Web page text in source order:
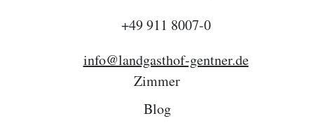
+49 911 8007-0
info@landgasthof-gentner.de
Zimmer
Blog